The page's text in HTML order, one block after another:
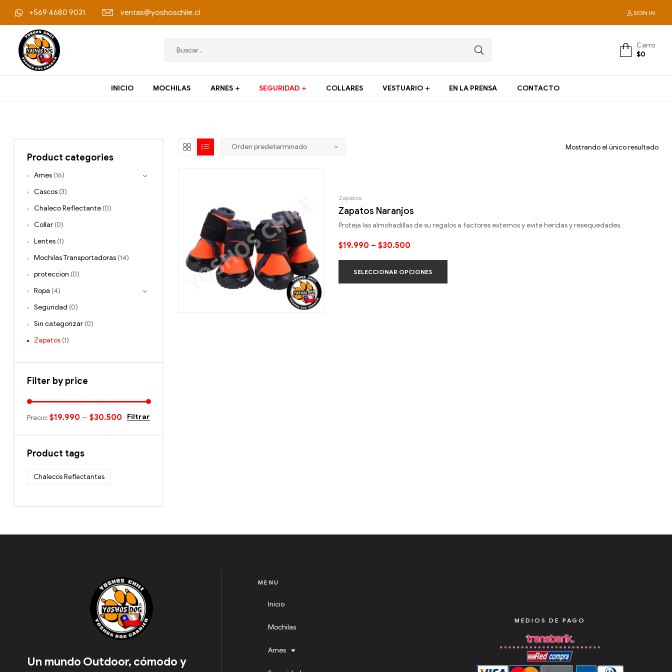
+569 4680 9031 ventas@yoshoschile.cl SIGN IN
mascotas
Carro
$0
INICIO MOCHILAS ARNES SEGURIDAD COLLARES VESTUARIO EN LA PRENSA CONTACTO
Mostrando el único resultado
Zapatos
Zapatos Naranjos
Proteja las almohadillas de su regalos a factores externos y evite heridas y resequedades.
$19.990 – $30.500
SELECCIONAR OPCIONES
Product categories
Arnes (16)
Cascos (3)
Chaleco Reflectante (0)
Collar (0)
Lentes (1)
Mochilas Transportadoras (14)
proteccion (0)
Ropa (4)
Seguridad (0)
Sin categorizar (0)
Zapatos (1)
Filter by price
Filtrar
Precio: $19.990 — $30.500
Product tags
Chalecos Reflectantes
Un mundo Outdoor, cómodo y
MENU
Inicio
Mochilas
Arnes
MEDIOS DE PAGO